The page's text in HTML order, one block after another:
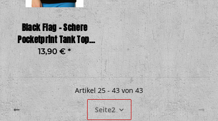
Black Flag – Schere
Pocketprint Tank Top,
schwarz
13,90 €*
Artikel 25 - 43 von 43
Seite2